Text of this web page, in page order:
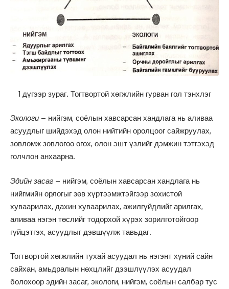
1 дүгээр зураг. Тогтвортой хөгжлийн гурван гол тэнхлэг
Экологи – нийгэм, соёлын хавсарсан хандлага нь аливаа
асуудлыг шийдэхэд олон нийтийн оролцоог сайжруулах,
зөвлөмж зөвлөгөө өгөх, олон эшт үзлийг дэмжин тэтгэхэд
голчлон анхаарна.
Эдийн засаг – нийгэм, соёлын хавсарсан хандлага нь
нийгмийн орлогыг зөв хүртээмжтэйгээр зохистой
хуваарилах, дахин хуваарилах, ажилгүйдлийг арилгах,
аливаа нэгэн төслийг тодорхой хүрэх зорилготойгоор
гүйцэтгэх, асуудлыг дэвшүүлж тавьдаг.
Тогтвортой хөгжлийн тухай асуудал нь нэгэнт хүний сайн
сайхан, амьдралын нөхцлийг дээшлүүлэх асуудал
болохоор эдийн засаг, экологи, нийгэм, соёлын салбар тус